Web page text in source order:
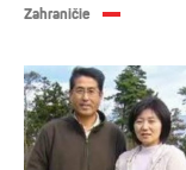
Zahraničie